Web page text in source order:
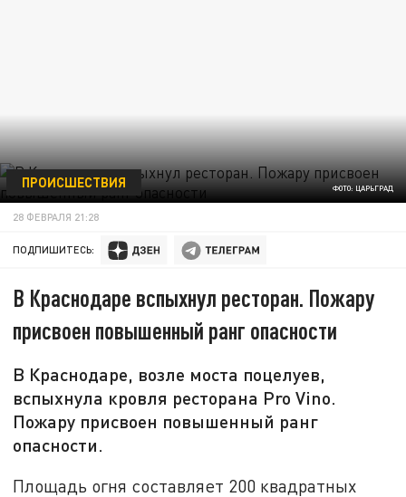
ФОТО: ЦАРЬГРАД
ПРОИСШЕСТВИЯ
28 ФЕВРАЛЯ 21:28
ПОДПИШИТЕСЬ:
В Краснодаре вспыхнул ресторан. Пожару
присвоен повышенный ранг опасности
В Краснодаре, возле моста поцелуев,
вспыхнула кровля ресторана Pro Vino.
Пожару присвоен повышенный ранг
опасности.
Площадь огня составляет 200 квадратных